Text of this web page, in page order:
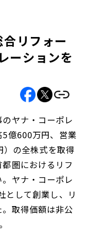
リフォー
ーションを
ヤナ・コーポレ
億600万円、営業
の全株式を取得
圏におけるリフ
ヤナ・コーポレ
として創業し、リ
取得価額は非公